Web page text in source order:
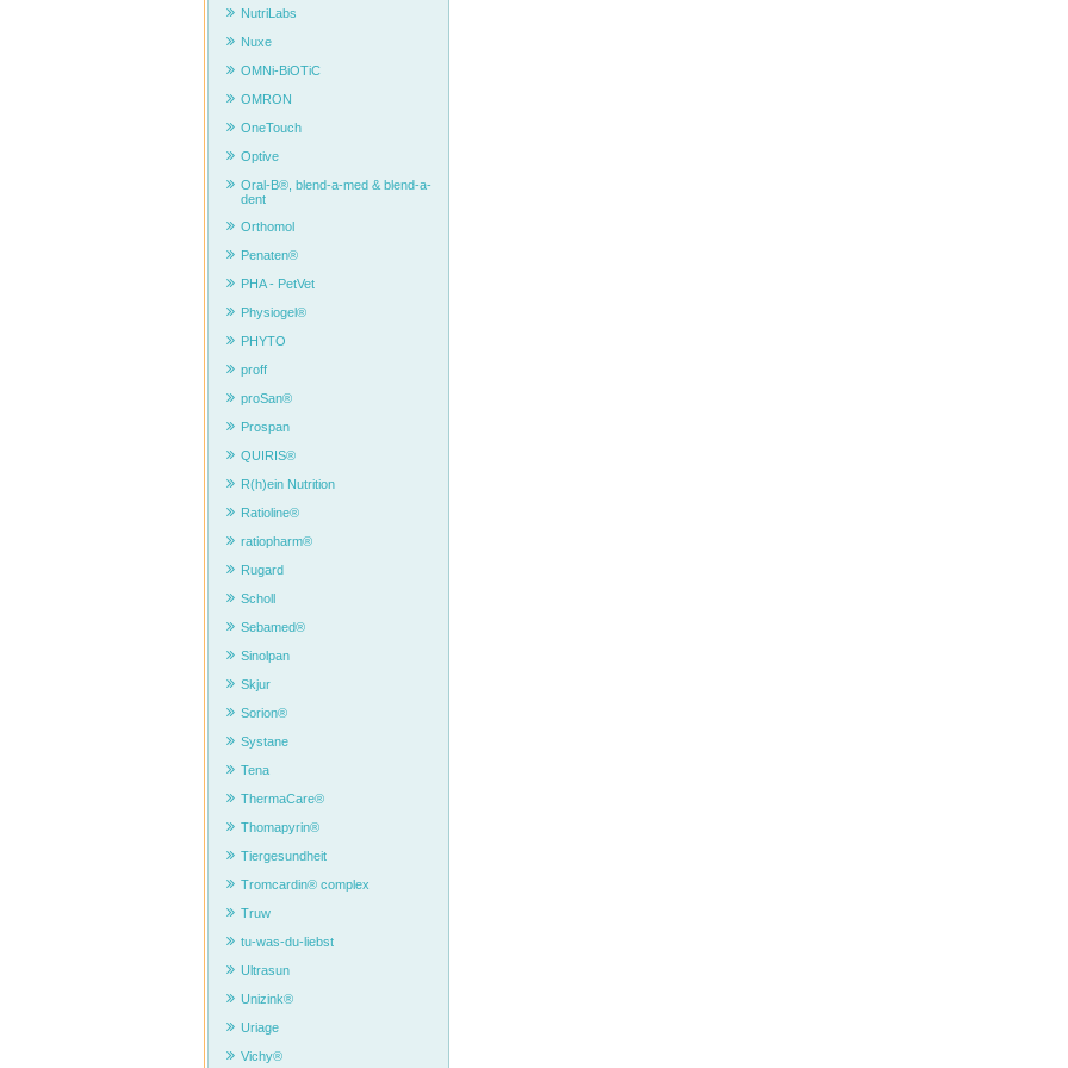
NutriLabs
Nuxe
OMNi-BiOTiC
OMRON
OneTouch
Optive
Oral-B®, blend-a-med & blend-a-
dent
Orthomol
Penaten®
PHA - PetVet
Physiogel®
PHYTO
proff
proSan®
Prospan
QUIRIS®
R(h)ein Nutrition
Ratioline®
ratiopharm®
Rugard
Scholl
Sebamed®
Sinolpan
Skjur
Sorion®
Systane
Tena
ThermaCare®
Thomapyrin®
Tiergesundheit
Tromcardin® complex
Truw
tu-was-du-liebst
Ultrasun
Unizink®
Uriage
Vichy®